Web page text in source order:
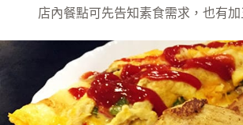
店內餐點可先告知素食需求，也有加